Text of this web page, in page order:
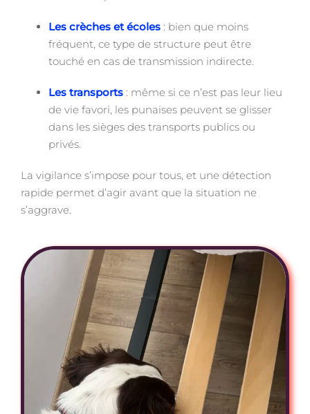
Les crèches et écoles : bien que moins
fréquent, ce type de structure peut être
touché en cas de transmission indirecte.
Les transports : même si ce n’est pas leur lieu
de vie favori, les punaises peuvent se glisser
dans les sièges des transports publics ou
privés.
La vigilance s’impose pour tous, et une détection
rapide permet d’agir avant que la situation ne
s’aggrave.